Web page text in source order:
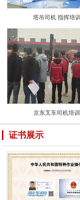
塔吊司机 指挥培训
京东叉车司机培训
证书展示